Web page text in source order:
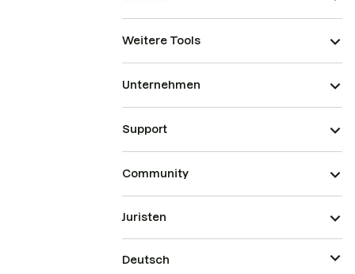
Weitere Tools
Unternehmen
Support
Community
Juristen
Deutsch